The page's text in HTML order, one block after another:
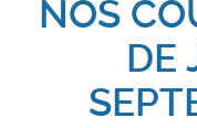
NOS
DE